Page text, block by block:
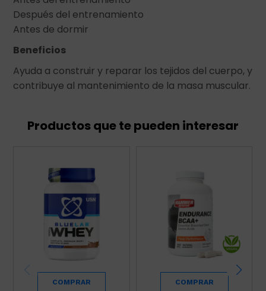
Después del entrenamiento
Antes de dormir
Beneficios
Ayuda a construir y reparar los tejidos del cuerpo, y
contribuye al mantenimiento de la masa muscular.
Productos que te pueden interesar